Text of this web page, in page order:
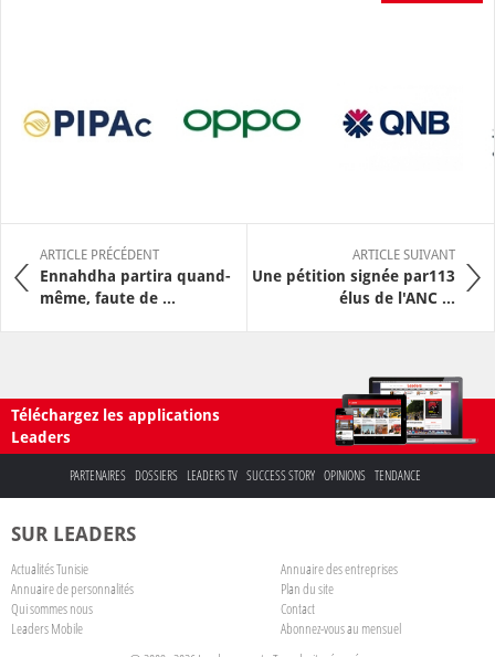
ARTICLE PRÉCÉDENT
Ennahdha partira quand-
même, faute de ...
ARTICLE SUIVANT
Une pétition signée par113
élus de l'ANC ...
Téléchargez les applications
Leaders
PARTENAIRES DOSSIERS LEADERS TV SUCCESS STORY OPINIONS TENDANCE
SUR LEADERS
Actualités Tunisie
Annuaire des entreprises
Annuaire de personnalités
Plan du site
Qui sommes nous
Contact
Leaders Mobile
Abonnez-vous au mensuel